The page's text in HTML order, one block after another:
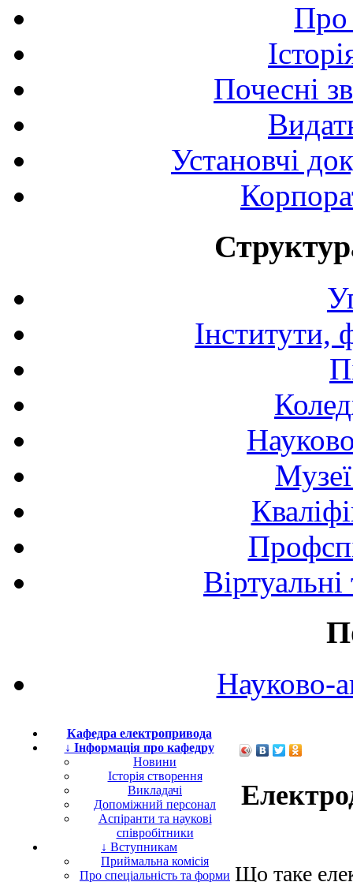
Про
Почесні
Установчі
Інститути,
Науково-
Кафедра електропривода
↓ Інформація про кафедру
Новини
Історія створення
Викладачі
Допоміжний персонал
Аспіранти та наукові
співробітники
↓ Вступникам
Приймальна комісія
Про спеціальність та форми Що таке